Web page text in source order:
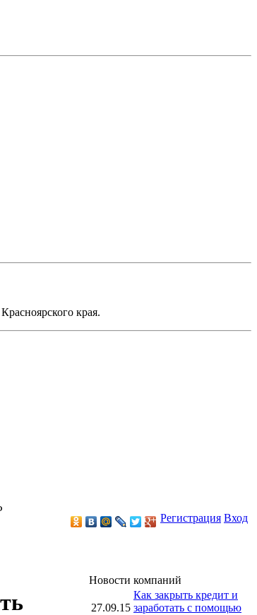
края.
Регистрация Вход
Новости компаний
27.09.15
Как закрыть кредит и
заработать с помощью